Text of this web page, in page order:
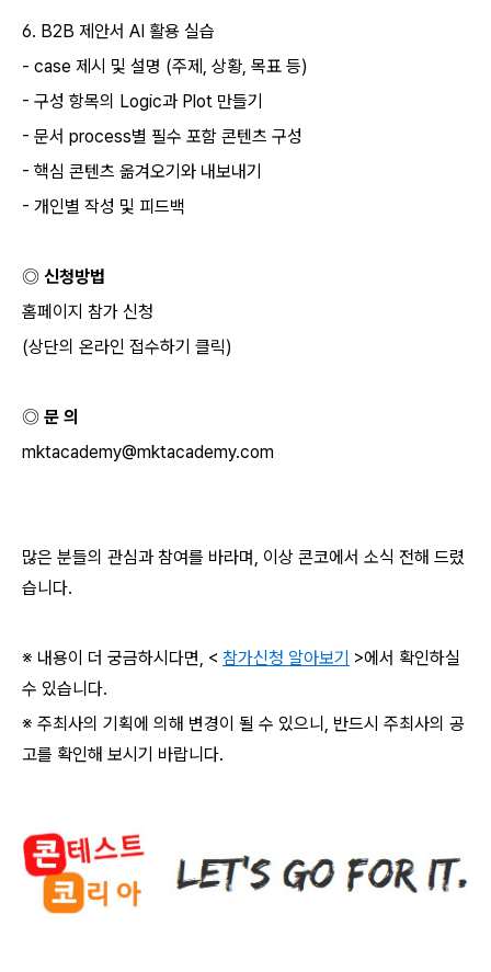
6. B2B 제안서 AI 활용 실습
- case 제시 및 설명 (주제, 상황, 목표 등)
- 구성 항목의 Logic과 Plot 만들기
- 문서 process별 필수 포함 콘텐츠 구성
- 핵심 콘텐츠 옮겨오기와 내보내기
- 개인별 작성 및 피드백
◎ 신청방법
홈페이지 참가 신청
(상단의 온라인 접수하기 클릭)
◎ 문 의
mktacademy@mktacademy.com
많은 분들의 관심과 참여를 바라며, 이상 콘코에서 소식 전해 드렸
습니다.
※ 내용이 더 궁금하시다면, < 참가신청 알아보기 >에서 확인하실
수 있습니다.
※ 주최사의 기획에 의해 변경이 될 수 있으니, 반드시 주최사의 공
고를 확인해 보시기 바랍니다.